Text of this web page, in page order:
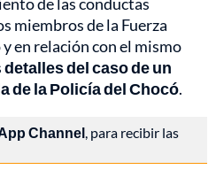
miembros de la Fuerza
en relación con el mismo
detalles del caso de un
de la Policía del Chocó.
Channel, para recibir las